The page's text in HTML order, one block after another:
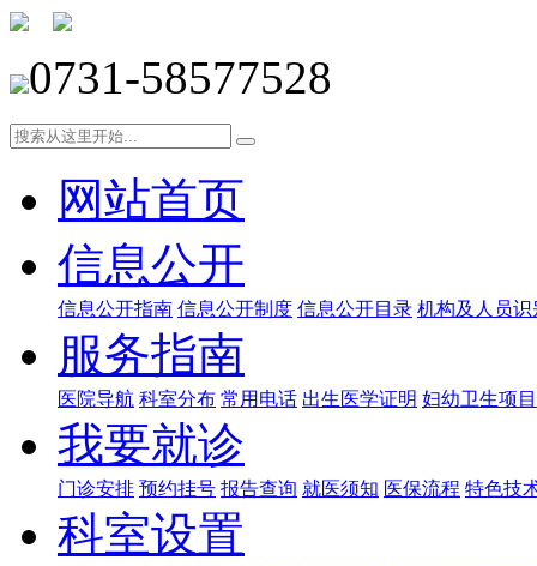
0731-58577528
网站首页
信息公开
信息公开指南 信息公开制度 信息公开目录 机构及人员识
服务指南
医院导航 科室分布 常用电话 出生医学证明 妇幼卫生项目
我要就诊
门诊安排 预约挂号 报告查询 就医须知 医保流程 特色技
科室设置